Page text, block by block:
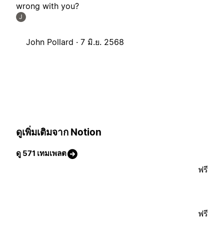
wrong with you?
J
John Pollard · 7 มิ.ย. 2568
ดูเพิ่มเติมจาก Notion
ดู 571 เทมเพลต
ฟรี
ฟรี